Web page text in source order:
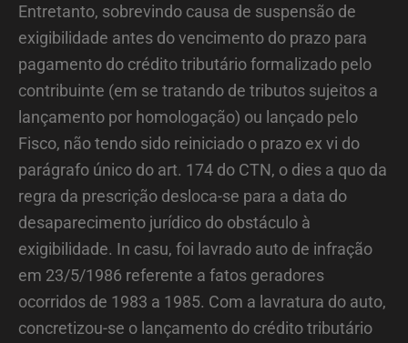
Entretanto, sobrevindo causa de suspensão de
exigibilidade antes do vencimento do prazo para
pagamento do crédito tributário formalizado pelo
contribuinte (em se tratando de tributos sujeitos a
lançamento por homologação) ou lançado pelo
Fisco, não tendo sido reiniciado o prazo ex vi do
parágrafo único do art. 174 do CTN, o dies a quo da
regra da prescrição desloca-se para a data do
desaparecimento jurídico do obstáculo à
exigibilidade. In casu, foi lavrado auto de infração
em 23/5/1986 referente a fatos geradores
ocorridos de 1983 a 1985. Com a lavratura do auto,
concretizou-se o lançamento do crédito tributário